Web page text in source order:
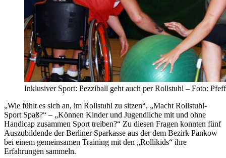
Inklusiver Sport: Pezziball geht auch per Rollstuhl – Foto:
„Wie fühlt es sich an, im Rollstuhl zu sitzen“, „Macht Rollstuhl-
Sport Spaß?“ – „Können Kinder und Jugendliche mit und ohne
Handicap zusammen Sport treiben?“ Zu diesen Fragen konnten fünf
Auszubildende der Berliner Sparkasse aus der dem Bezirk Pankow
bei einem gemeinsamen Training mit den „Rollikids“ ihre
Erfahrungen sammeln.